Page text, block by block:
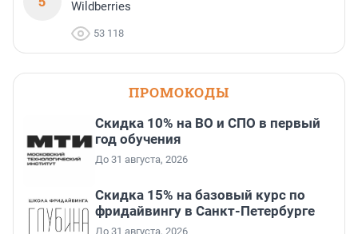
Wildberries
53 118
ПРОМОКОДЫ
Скидка 10% на ВО и СПО в первый
год обучения
До 31 августа, 2026
Скидка 15% на базовый курс по
фридайвингу в Санкт-Петербурге
До 31 августа, 2026